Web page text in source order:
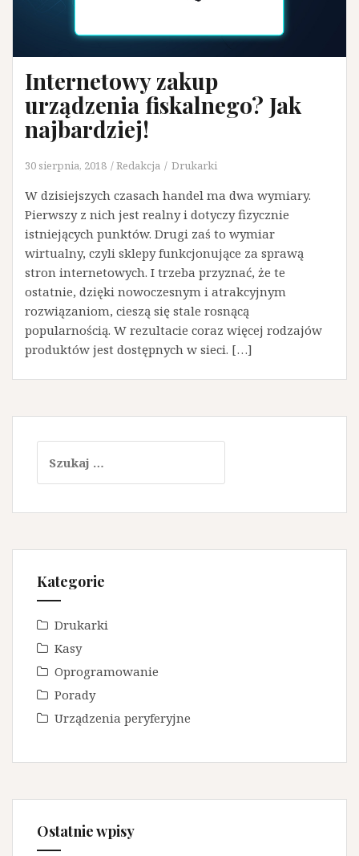
Internetowy zakup
urządzenia fiskalnego? Jak
najbardziej!
30 sierpnia, 2018 Redakcja Drukarki
W dzisiejszych czasach handel ma dwa wymiary.
Pierwszy z nich jest realny i dotyczy fizycznie
istniejących punktów. Drugi zaś to wymiar
wirtualny, czyli sklepy funkcjonujące za sprawą
stron internetowych. I trzeba przyznać, że te
ostatnie, dzięki nowoczesnym i atrakcyjnym
rozwiązaniom, cieszą się stale rosnącą
popularnością. W rezultacie coraz więcej rodzajów
produktów jest dostępnych w sieci. […]
Kategorie
Drukarki
Kasy
Oprogramowanie
Porady
Urządzenia peryferyjne
Ostatnie wpisy